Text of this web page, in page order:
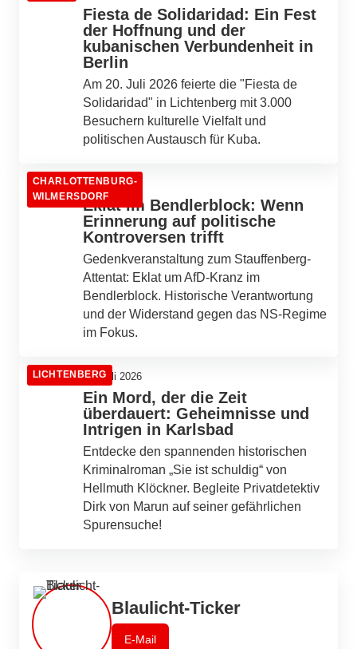
Fiesta de Solidaridad: Ein Fest
der Hoffnung und der
kubanischen Verbundenheit in
Berlin
Am 20. Juli 2026 feierte die "Fiesta de
Solidaridad" in Lichtenberg mit 3.000
Besuchern kulturelle Vielfalt und
politischen Austausch für Kuba.
CHARLOTTENBURG-
WILMERSDORF
20. Juli 2026
Eklat im Bendlerblock: Wenn
Erinnerung auf politische
Kontroversen trifft
Gedenkveranstaltung zum Stauffenberg-
Attentat: Eklat um AfD-Kranz im
Bendlerblock. Historische Verantwortung
und der Widerstand gegen das NS-Regime
im Fokus.
LICHTENBERG20. Juli 2026
Ein Mord, der die Zeit
überdauert: Geheimnisse und
Intrigen in Karlsbad
Entdecke den spannenden historischen
Kriminalroman „Sie ist schuldig“ von
Hellmuth Klöckner. Begleite Privatdetektiv
Dirk von Marun auf seiner gefährlichen
Spurensuche!
Blaulicht-Ticker
E-Mail